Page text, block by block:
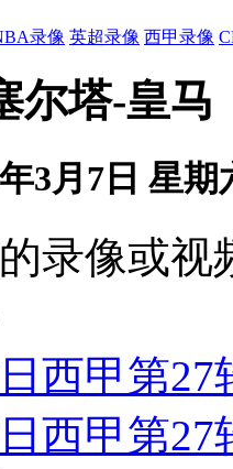
录像 英超录像 西甲录像
尔塔-皇马
3月7日 星期
录像或
西甲第
西甲第